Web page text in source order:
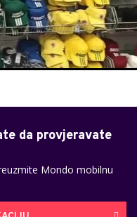
da provjeravate
Mondo mobilnu